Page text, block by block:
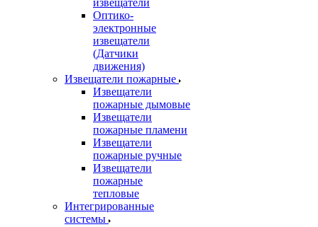
извещатели
Оптико-
электронные
извещатели
(Датчики
движения)
Извещатели пожарные
Извещатели
пожарные дымовые
Извещатели
пожарные пламени
Извещатели
пожарные ручные
Извещатели
пожарные
тепловые
Интегрированные
системы